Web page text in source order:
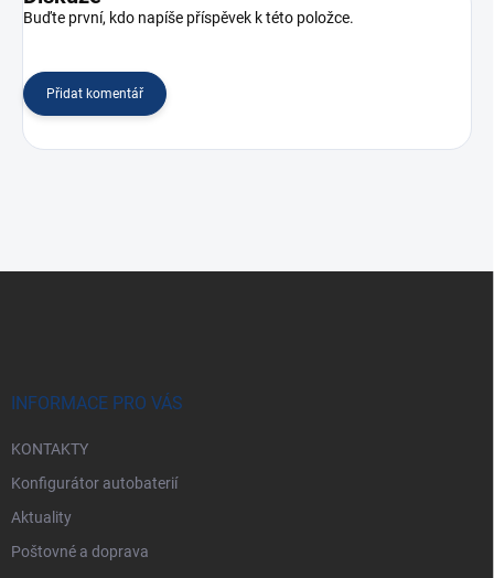
Buďte první, kdo napíše příspěvek k této položce.
Přidat komentář
INFORMACE PRO VÁS
KONTAKTY
Konfigurátor autobaterií
Aktuality
Poštovné a doprava